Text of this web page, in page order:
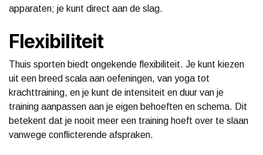
apparaten; je kunt direct aan de slag.
Flexibiliteit
Thuis sporten biedt ongekende flexibiliteit. Je kunt kiezen
uit een breed scala aan oefeningen, van yoga tot
krachttraining, en je kunt de intensiteit en duur van je
training aanpassen aan je eigen behoeften en schema. Dit
betekent dat je nooit meer een training hoeft over te slaan
vanwege conflicterende afspraken.